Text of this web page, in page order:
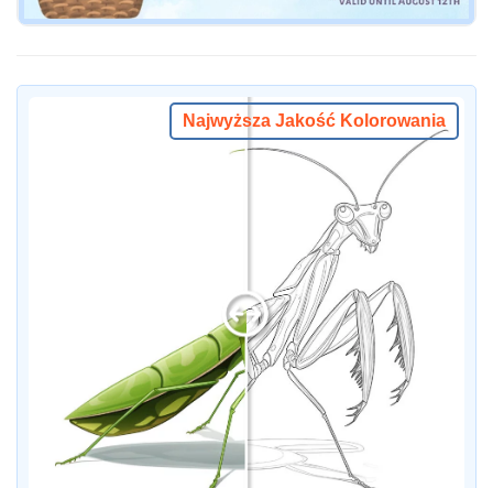
Najwyższa Jakość Kolorowania